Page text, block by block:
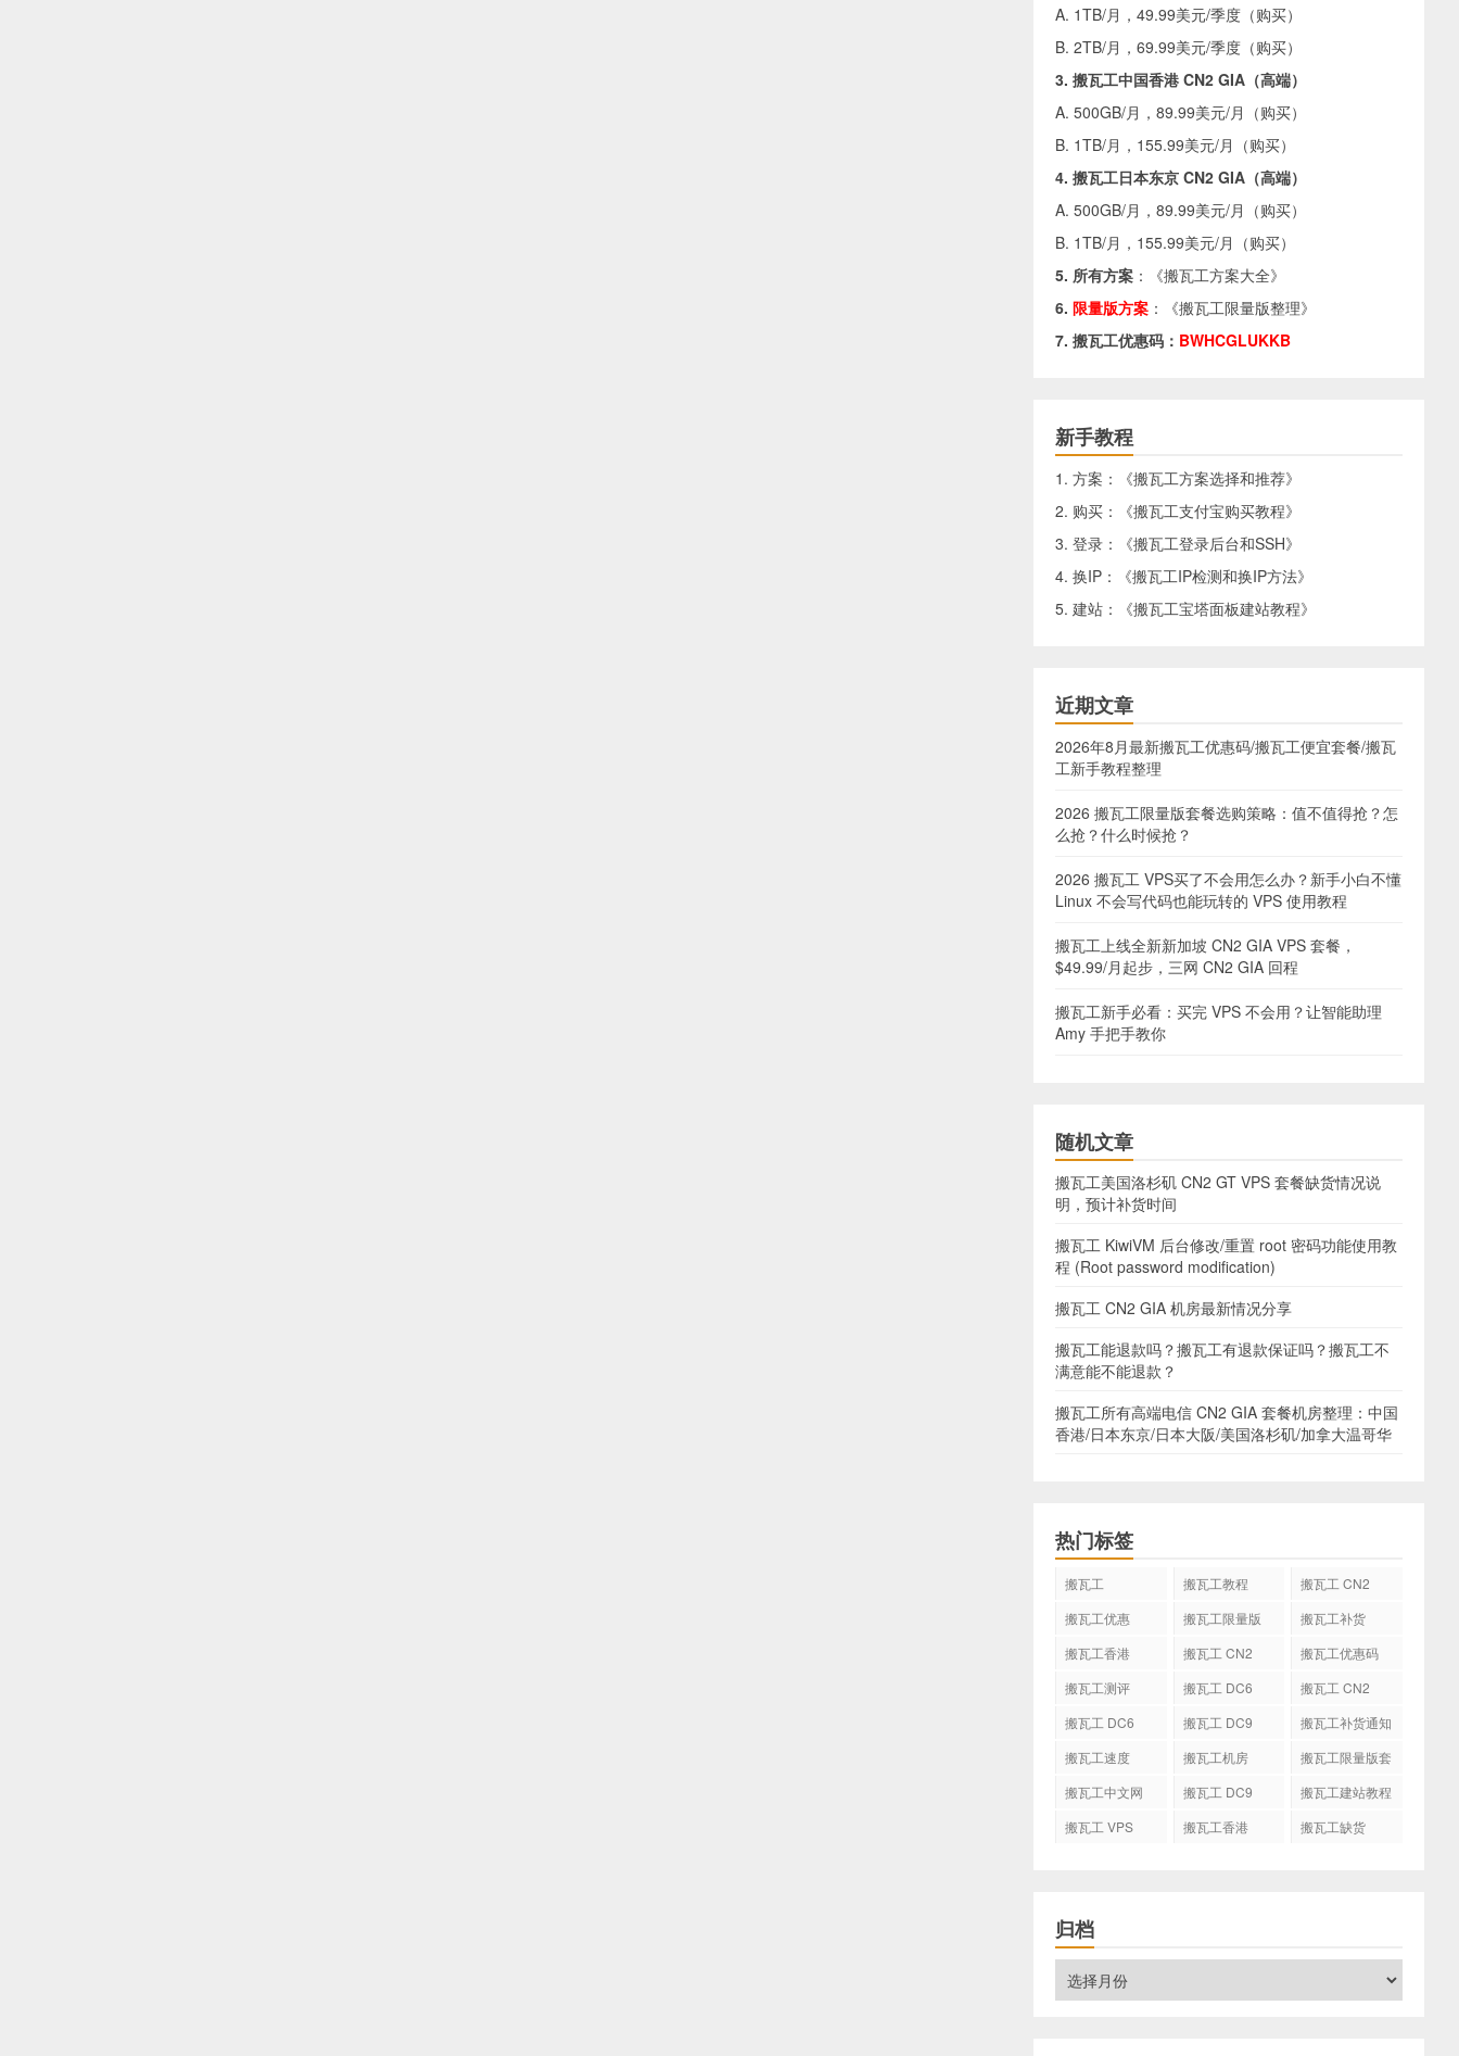
A. 1TB/月，49.99美元/季度（购买）
B. 2TB/月，69.99美元/季度（购买）
3. 搬瓦工中国香港 CN2 GIA（高端）
A. 500GB/月，89.99美元/月（购买）
B. 1TB/月，155.99美元/月（购买）
4. 搬瓦工日本东京 CN2 GIA（高端）
A. 500GB/月，89.99美元/月（购买）
B. 1TB/月，155.99美元/月（购买）
5. 所有方案 ：《搬瓦工方案大全》
6. 限量版方案 ：《搬瓦工限量版整理》
7. 搬瓦工优惠码： BWHCGLUKKB
新手教程
1. 方案：《搬瓦工方案选择和推荐》
2. 购买：《搬瓦工支付宝购买教程》
3. 登录：《搬瓦工登录后台和SSH》
4. 换IP：《搬瓦工IP检测和换IP方法》
5. 建站：《搬瓦工宝塔面板建站教程》
近期文章
2026年8月最新搬瓦工优惠码/搬瓦工便宜套餐/搬瓦
工新手教程整理
2026 搬瓦工限量版套餐选购策略：值不值得抢？怎
么抢？什么时候抢？
2026 搬瓦工 VPS买了不会用怎么办？新手小白不懂
Linux 不会写代码也能玩转的 VPS 使用教程
搬瓦工上线全新新加坡 CN2 GIA VPS 套餐，
$49.99/月起步，三网 CN2 GIA 回程
搬瓦工新手必看：买完 VPS 不会用？让智能助理
Amy 手把手教你
随机文章
搬瓦工美国洛杉矶 CN2 GT VPS 套餐缺货情况说
明，预计补货时间
搬瓦工 KiwiVM 后台修改/重置 root 密码功能使用教
程 (Root password modification)
搬瓦工 CN2 GIA 机房最新情况分享
搬瓦工能退款吗？搬瓦工有退款保证吗？搬瓦工不
满意能不能退款？
搬瓦工所有高端电信 CN2 GIA 套餐机房整理：中国
香港/日本东京/日本大阪/美国洛杉矶/加拿大温哥华
热门标签
搬瓦工 搬瓦工教程
搬瓦工 CN2
搬瓦工优惠 搬瓦工限量版
搬瓦工补货
搬瓦工香港
搬瓦工 CN2
搬瓦工优惠码
搬瓦工测评
搬瓦工 DC6
搬瓦工 CN2
搬瓦工 DC6
搬瓦工 DC9
搬瓦工补货通知
搬瓦工速度
搬瓦工机房
搬瓦工限量版套
搬瓦工中文网 搬瓦工 DC9
搬瓦工建站教程
搬瓦工 VPS
搬瓦工香港
搬瓦工缺货
归档